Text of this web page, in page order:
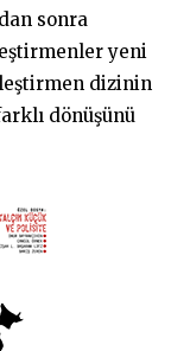
sonra
yeni
dizinin
dönüşünü